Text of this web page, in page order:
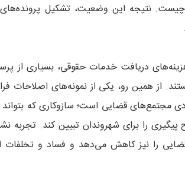
چیست. نتیجه این وضعیت، تشکیل
دریافت خدمات حقوقی، بسیاری از
از همین رو، یکی از نمونه‌های اصلاحات
مجتمع‌های قضایی است؛ سازوکاری که
را برای شهروندان تبیین کند. تجربه
را نیز کاهش می‌دهد و فساد و تخلفات